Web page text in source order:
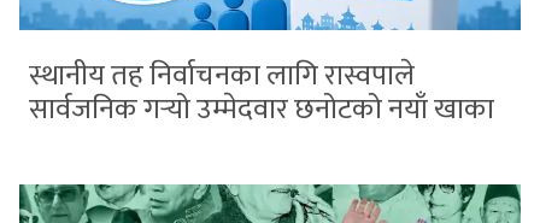
स्थानीय तह निर्वाचनका लागि रास्वपाले
सार्वजनिक गर्‍यो उम्मेदवार छनोटको नयाँ खाका